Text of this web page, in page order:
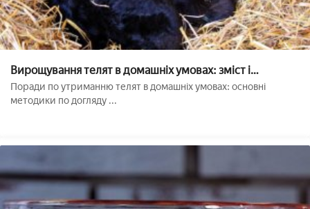
Вирощування телят в домашніх умовах: зміст і
годування
Поради по утриманню телят в домашніх умовах: основні
методики по догляду ...